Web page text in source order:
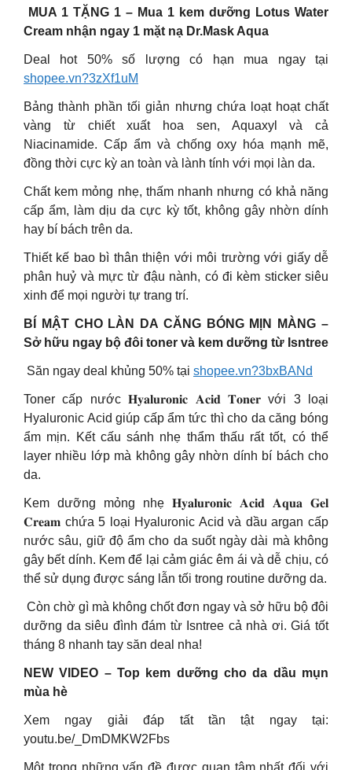
️ MUA 1 TẶNG 1 – Mua 1 kem dưỡng Lotus Water
Cream nhận ngay 1 mặt nạ Dr.Mask Aqua
Deal hot 50% số lượng có hạn mua ngay tại
shopee.vn?3zXf1uM
Bảng thành phần tối giản nhưng chứa loạt hoạt chất
vàng từ chiết xuất hoa sen, Aquaxyl và cả
Niacinamide. Cấp ẩm và chống oxy hóa mạnh mẽ,
đồng thời cực kỳ an toàn và lành tính với mọi làn da.
Chất kem mỏng nhẹ, thấm nhanh nhưng có khả năng
cấp ẩm, làm dịu da cực kỳ tốt, không gây nhờn dính
hay bí bách trên da.
Thiết kế bao bì thân thiện với môi trường với giấy dễ
phân huỷ và mực từ đậu nành, có đi kèm sticker siêu
xinh để mọi người tự trang trí.
BÍ MẬT CHO LÀN DA CĂNG BÓNG MỊN MÀNG –
Sở hữu ngay bộ đôi toner và kem dưỡng từ Isntree
️ Săn ngay deal khủng 50% tại shopee.vn?3bxBANd
Toner cấp nước 𝐇𝐲𝐚𝐥𝐮𝐫𝐨𝐧𝐢𝐜 𝐀𝐜𝐢𝐝 𝐓𝐨𝐧𝐞𝐫 với 3 loại
Hyaluronic Acid giúp cấp ẩm tức thì cho da căng bóng
ẩm mịn. Kết cấu sánh nhẹ thẩm thấu rất tốt, có thể
layer nhiều lớp mà không gây nhờn dính bí bách cho
da.
Kem dưỡng mỏng nhẹ 𝐇𝐲𝐚𝐥𝐮𝐫𝐨𝐧𝐢𝐜 𝐀𝐜𝐢𝐝 𝐀𝐪𝐮𝐚 𝐆𝐞𝐥
𝐂𝐫𝐞𝐚𝐦 chứa 5 loại Hyaluronic Acid và dầu argan cấp
nước sâu, giữ độ ẩm cho da suốt ngày dài mà không
gây bết dính. Kem để lại cảm giác êm ái và dễ chịu, có
thể sử dụng được sáng lẫn tối trong routine dưỡng da.
️ Còn chờ gì mà không chốt đơn ngay và sở hữu bộ đôi
dưỡng da siêu đình đám từ Isntree cả nhà ơi. Giá tốt
tháng 8 nhanh tay săn deal nha!
NEW VIDEO – Top kem dưỡng cho da dầu mụn
mùa hè
Xem ngay giải đáp tất tần tật ngay tại:
youtu.be/_DmDMKW2Fbs
Một trong những vấn đề được quan tâm nhất đối với